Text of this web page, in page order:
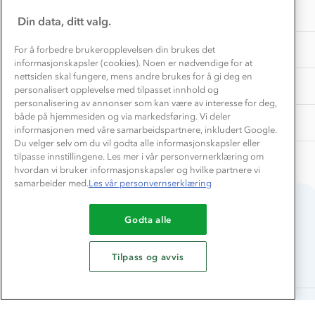
OM OSS
TIPS OG RÅD
Store størrelser
Turmat oppskrifter
Beredskap
AKTIVITETER
Storms turtips🐿️
Leirskole 🥾
Barnehageansatt
Tips til hyttetur
Du betaler enkelt med
Din data, ditt valg.
For å forbedre brukeropplevelsen din brukes det
informasjonskapsler (cookies). Noen er nødvendige for at
nettsiden skal fungere, mens andre brukes for å gi deg en
personalisert opplevelse med tilpasset innhold og
personalisering av annonser som kan være av interesse for deg,
både på hjemmesiden og via markedsføring. Vi deler
informasjonen med våre samarbeidspartnere, inkludert Google.
Du velger selv om du vil godta alle informasjonskapsler eller
tilpasse innstillingene. Les mer i vår personvernerklæring om
hvordan vi bruker informasjonskapsler og hvilke partnere vi
samarbeider med.Les vår personvernserklæring
Godta alle
Tilpass og avvis